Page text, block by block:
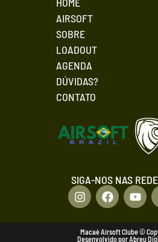
AIRSOFT
SOBRE
LOADOUT
AGENDA
DÚVIDAS?
CONTATO
SIGA-NOS NAS
Macaé Airsoft Clube ©
Desenvolvido por Abreu